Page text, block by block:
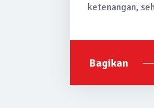
ketenangan,
Bagikan